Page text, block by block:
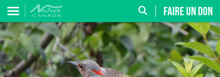
FAIRE UN DON